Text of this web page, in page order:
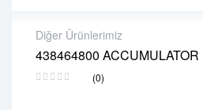
Diğer Ürünlerimiz
438464800 ACCUMULATOR
(0)
2 years warranty
Delivery time: 1-2 business days